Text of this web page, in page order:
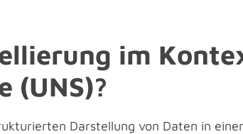
im
(UNS)?
Darstellung von Daten in